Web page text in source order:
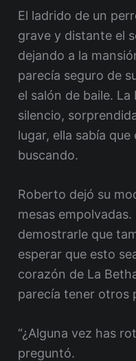
El ladrido de un
grave y distante el
dejando a la
parecía seguro de
el salón de baile.
silencio,
lugar, ella sabía
buscando.
Roberto dejó su
mesas
demostrarle que
esperar que esto
corazón de La
parecía tener otros
“¿Alguna vez has
preguntó.